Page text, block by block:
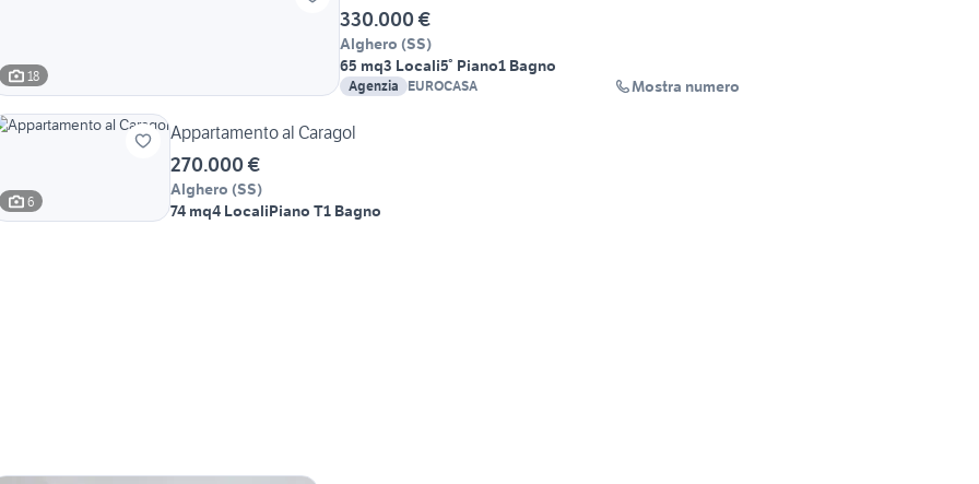
18
330.000 €
Alghero (SS)
65 mq3 Locali5° Piano1 Bagno
Agenzia EUROCASA Mostra numero
6
Appartamento al Caragol
270.000 €
Alghero (SS)
74 mq4 LocaliPiano T1 Bagno